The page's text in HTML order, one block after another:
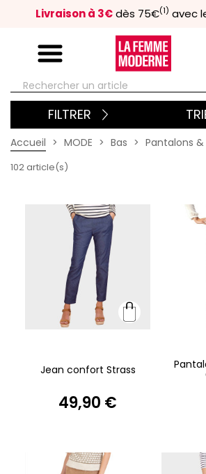
Livraison à 3€ dès 75€(1) avec
FILTRER
Accueil MODE Bas Pantalons
102 article(s)
Jean confort Strass
49,90 €